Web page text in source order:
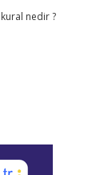
nedir ?